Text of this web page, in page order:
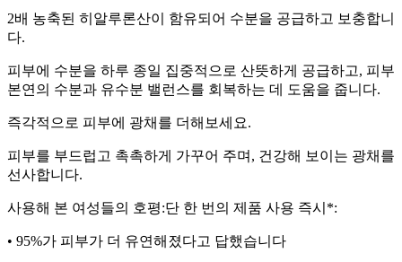
2배 농축된 히알루론산이 함유되어 수분을 공급하고 보충합니
다.
피부에 수분을 하루 종일 집중적으로 산뜻하게 공급하고, 피부
본연의 수분과 유수분 밸런스를 회복하는 데 도움을 줍니다.
즉각적으로 피부에 광채를 더해보세요.
피부를 부드럽고 촉촉하게 가꾸어 주며, 건강해 보이는 광채를
선사합니다.
사용해 본 여성들의 호평:단 한 번의 제품 사용 즉시*:
• 95%가 피부가 더 유연해졌다고 답했습니다